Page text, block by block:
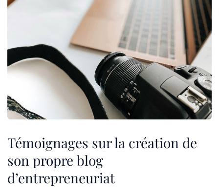
Témoignages sur la création de
son propre blog
d’entrepreneuriat